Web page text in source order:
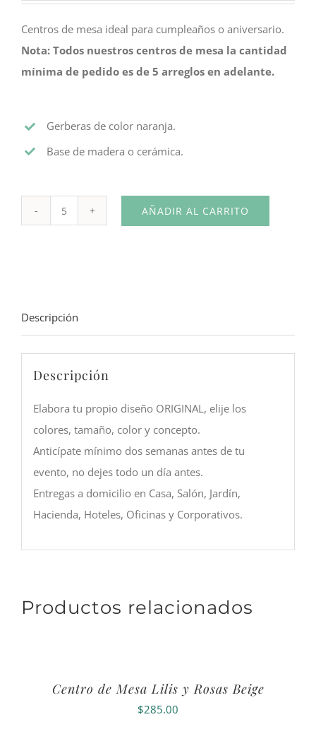
Centros de mesa ideal para cumpleaños o aniversario.
Nota: Todos nuestros centros de mesa la cantidad
mínima de pedido es de 5 arreglos en adelante.
Gerberas de color naranja.
Base de madera o cerámica.
cantidad
AÑADIR AL CARRITO
Descripción
Descripción
Elabora tu propio diseño ORIGINAL, elije los
colores, tamaño, color y concepto.
Anticípate mínimo dos semanas antes de tu
evento, no dejes todo un día antes.
Entregas a domicilio en Casa, Salón, Jardín,
Hacienda, Hoteles, Oficinas y Corporativos.
Productos relacionados
Centro de Mesa Lilis y Rosas Beige
$285.00